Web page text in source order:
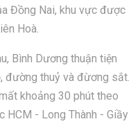
Đồng Nai, khu vực được
Hoà.
Bình Dương thuận tiện
đường thuỷ và đừơng sắt.
khoảng 30 phút theo
HCM - Long Thành - Giầy